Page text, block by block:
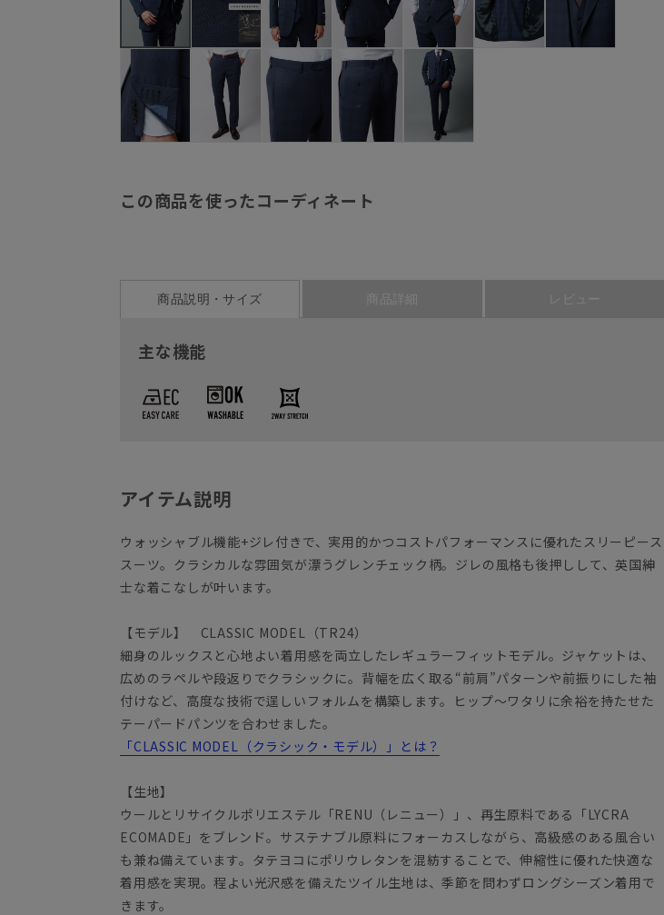
この商品を使ったコーディネート
商品説明・サイズ 商品詳細 レビュー
主な機能
アイテム説明
ウォッシャブル機能+ジレ付きで、実用的かつコストパフォーマンスに優れたスリーピース
スーツ。クラシカルな雰囲気が漂うグレンチェック柄。ジレの風格も後押しして、英国紳
士な着こなしが叶います。
【モデル】 CLASSIC MODEL（TR24）
細身のルックスと心地よい着用感を両立したレギュラーフィットモデル。ジャケットは、
広めのラペルや段返りでクラシックに。背幅を広く取る“前肩”パターンや前振りにした袖
付けなど、高度な技術で逞しいフォルムを構築します。ヒップ～ワタリに余裕を持たせた
テーパードパンツを合わせました。
「CLASSIC MODEL（クラシック・モデル）」とは？
【生地】
ウールとリサイクルポリエステル「RENU（レニュー）」、再生原料である「LYCRA
ECOMADE」をブレンド。サステナブル原料にフォーカスしながら、高級感のある風合い
も兼ね備えています。タテヨコにポリウレタンを混紡することで、伸縮性に優れた快適な
着用感を実現。程よい光沢感を備えたツイル生地は、季節を問わずロングシーズン着用で
きます。